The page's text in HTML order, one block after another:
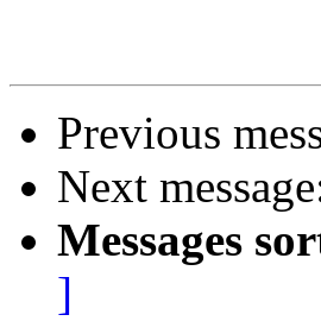
Previous
Next
Messages
]